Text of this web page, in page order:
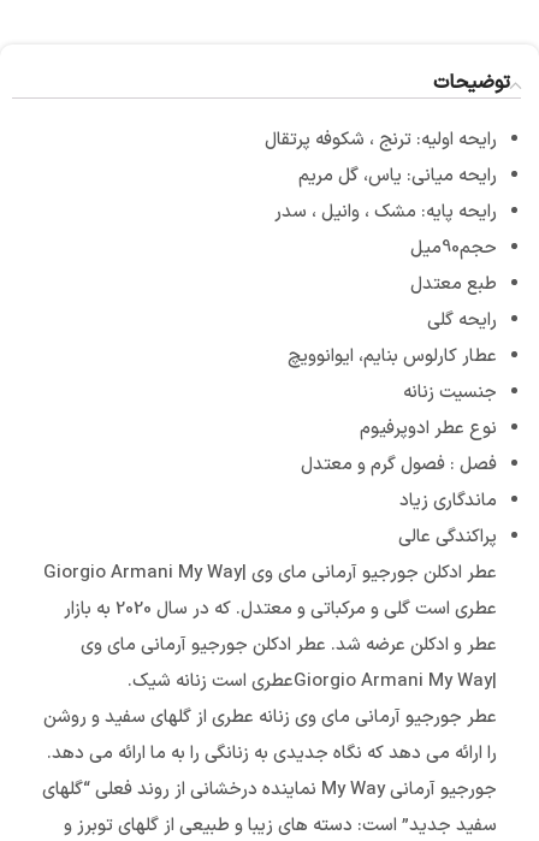
توضیحات
رایحه اولیه: ترنج ، شکوفه پرتقال
رایحه میانی: یاس، گل مریم
رایحه پایه: مشک ، وانیل ، سدر
حجم90میل
طبع معتدل
رایحه گلی
عطار کارلوس بنایم، ایوانوویچ
جنسیت زنانه
نوع عطر ادوپرفیوم
فصل : فصول گرم و معتدل
ماندگاری زیاد
پراکندگی عالی
عطر ادکلن جورجیو آرمانی مای وی |Giorgio Armani My Way
عطری است گلی و مرکباتی و معتدل. که در سال 2020 به بازار
عطر و ادکلن عرضه شد. عطر ادکلن جورجیو آرمانی مای وی
|Giorgio Armani My Wayعطری است زنانه شیک.
عطر جورجیو آرمانی مای وی زنانه عطری از گلهای سفید و روشن
را ارائه می دهد که نگاه جدیدی به زنانگی را به ما ارائه می دهد.
جورجیو آرمانی My Way نماینده درخشانی از روند فعلی “گلهای
سفید جدید” است: دسته های زیبا و طبیعی از گلهای توبرز و